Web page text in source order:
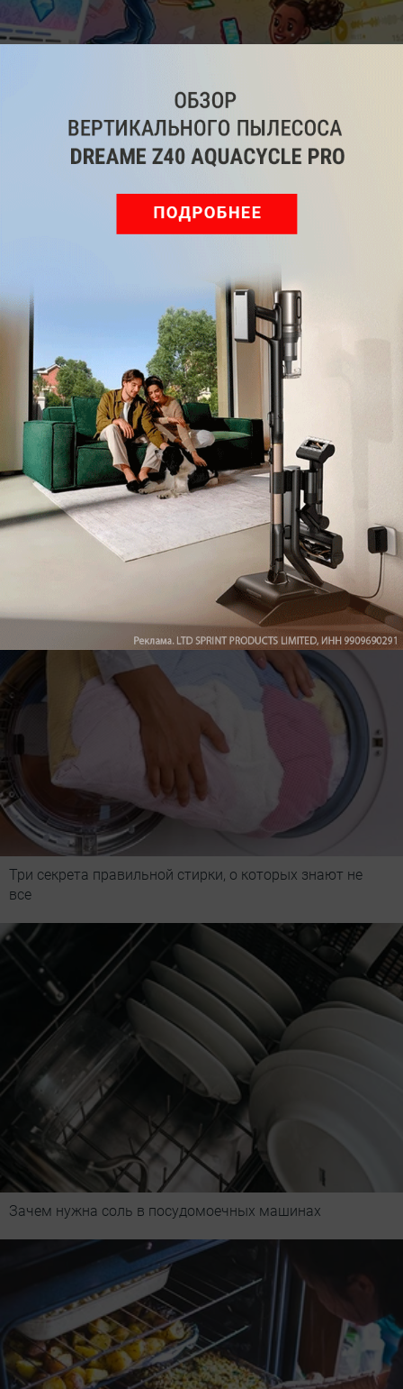
Как удалить контакты в Telegram: рассказываем,
зачем и как это делать
Как сделать Яндекс стартовой страницей в любом
Три секрета правильной стирки, о которых знают не
все
Зачем нужна соль в посудомоечных машинах